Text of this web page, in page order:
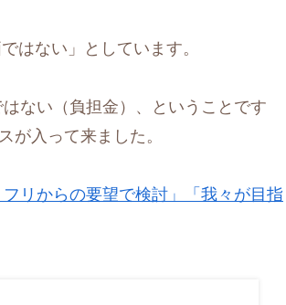
はない」としています。
ない（負担金）、ということです
が入って来ました。
リからの要望で検討」「我々が目指